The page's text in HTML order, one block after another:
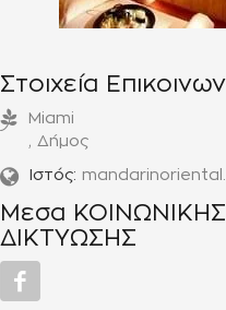
Στοιχεία
Miami
, Δήμος
Ιστός:
Μεσα ΚΟΙΝΩΝΙΚΗΣ
ΔΙΚΤΥΩΣΗΣ